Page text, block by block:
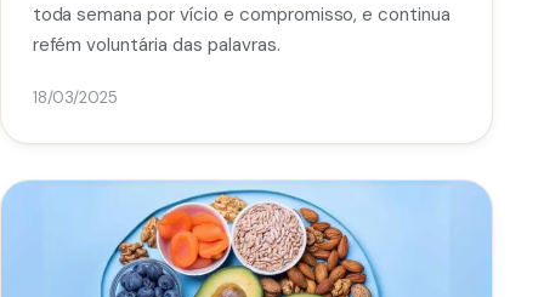
toda semana por vício e compromisso, e continua
refém voluntária das palavras.
18/03/2025